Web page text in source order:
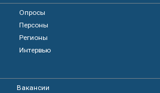
Опросы
Персоны
Регионы
Интервью
Вакансии